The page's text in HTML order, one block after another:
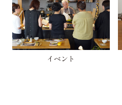
イベント